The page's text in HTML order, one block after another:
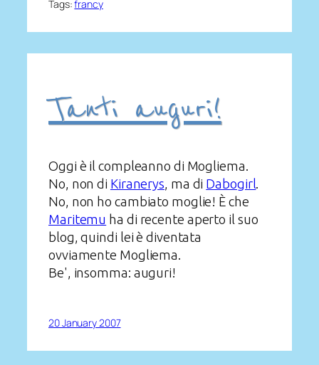
Tags:francy
Tanti auguri!
Oggi è il compleanno di Mogliema.
No, non di Kiranerys , ma di Dabogirl
No, non ho cambiato moglie! È che
Maritemu ha di recente aperto il suo
blog, quindi lei è diventata
ovviamente Mogliema.
Be', insomma: auguri!
20 January 2007